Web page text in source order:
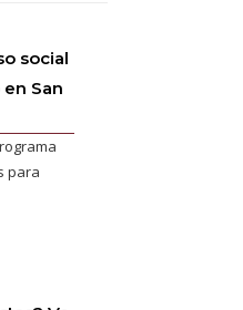
social
San
para